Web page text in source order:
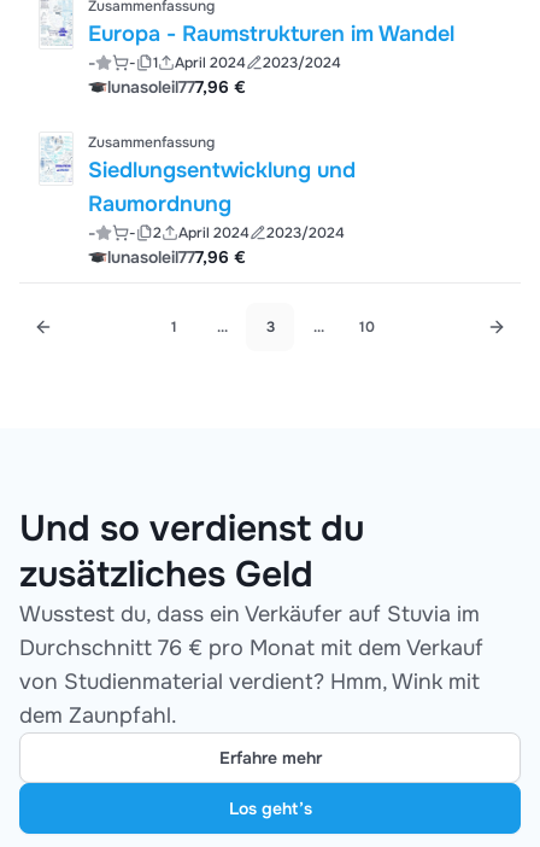
Zusammenfassung
Europa - Raumstrukturen im Wandel
- - 1 April 2024 2023/2024
lunasoleil777,96 €
Zusammenfassung
Siedlungsentwicklung und
Raumordnung
- - 2 April 2024 2023/2024
lunasoleil777,96 €
1 ... 3 ... 10
Und so verdienst du
zusätzliches Geld
Wusstest du, dass ein Verkäufer auf Stuvia im
Durchschnitt 76 € pro Monat mit dem Verkauf
von Studienmaterial verdient? Hmm, Wink mit
dem Zaunpfahl.
Erfahre mehr
Los geht’s